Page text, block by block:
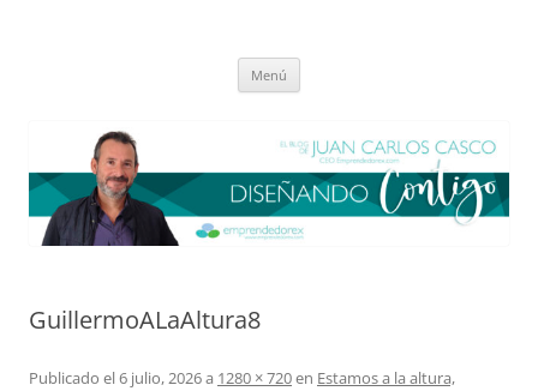
Menú
GuillermoALaAltura8
Publicado el6 julio, 2026a 1280 × 720en Estamos a la altura,